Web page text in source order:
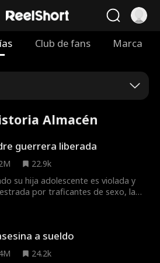
Club de fans Marca
Almacén
guerrera liberada
22.9k
su hija adolescente es violada y
por traficantes de sexo, la
de un pequeño pueblo para
a su hija y destruir al cártel
que se la ha llevado.
a sueldo
24.2k